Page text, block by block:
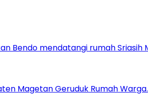
Magetan Geruduk Rumah Warga.